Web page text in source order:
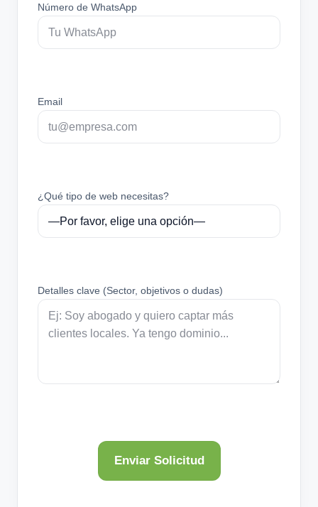
Número de WhatsApp
Email
¿Qué tipo de web necesitas?
Detalles clave (Sector, objetivos o dudas)